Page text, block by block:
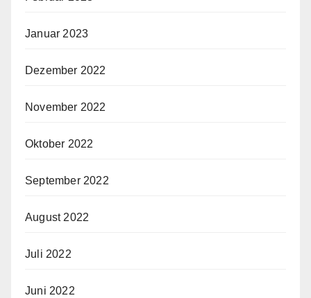
Januar 2023
Dezember 2022
November 2022
Oktober 2022
September 2022
August 2022
Juli 2022
Juni 2022